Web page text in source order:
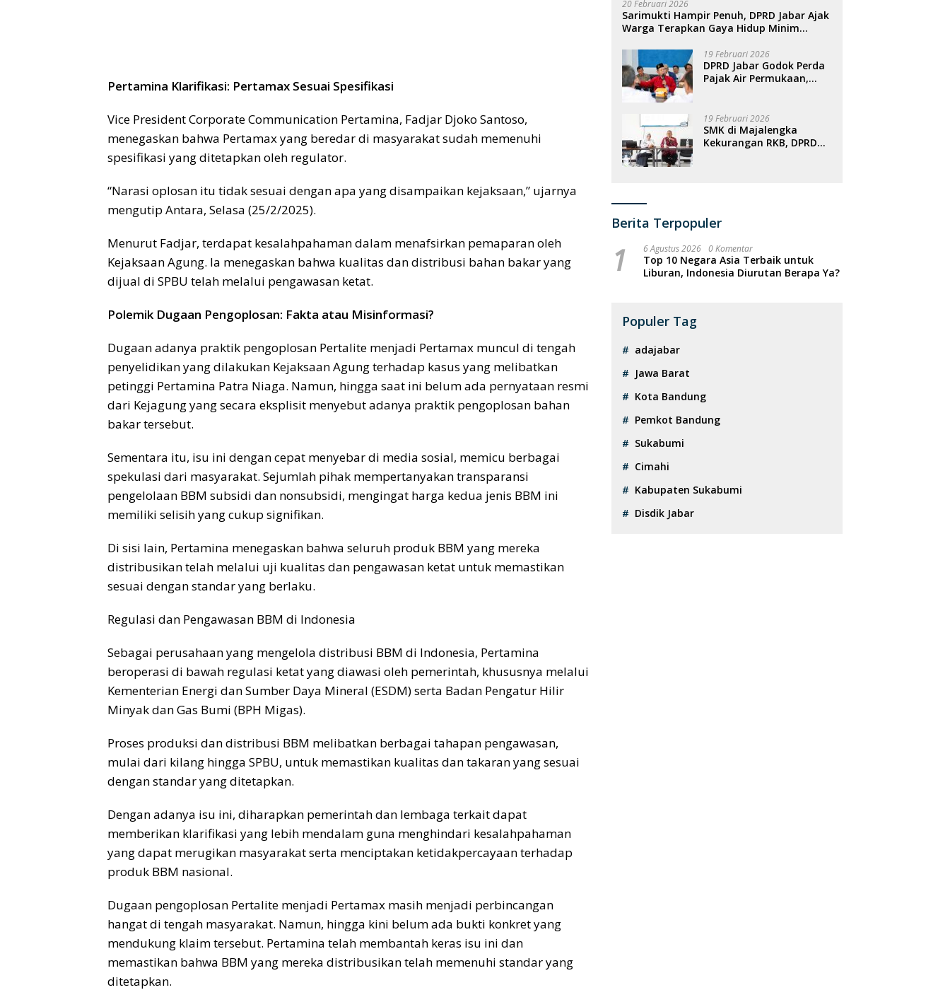
Pertamina Klarifikasi: Pertamax Sesuai Spesifikasi
Vice President Corporate Communication Pertamina, Fadjar Djoko Santoso,
menegaskan bahwa Pertamax yang beredar di masyarakat sudah memenuhi
spesifikasi yang ditetapkan oleh regulator.
“Narasi oplosan itu tidak sesuai dengan apa yang disampaikan kejaksaan,” ujarnya
mengutip Antara, Selasa (25/2/2025).
Menurut Fadjar, terdapat kesalahpahaman dalam menafsirkan pemaparan oleh
Kejaksaan Agung. Ia menegaskan bahwa kualitas dan distribusi bahan bakar yang
dijual di SPBU telah melalui pengawasan ketat.
Polemik Dugaan Pengoplosan: Fakta atau Misinformasi?
Dugaan adanya praktik pengoplosan Pertalite menjadi Pertamax muncul di tengah
penyelidikan yang dilakukan Kejaksaan Agung terhadap kasus yang melibatkan
petinggi Pertamina Patra Niaga. Namun, hingga saat ini belum ada pernyataan resmi
dari Kejagung yang secara eksplisit menyebut adanya praktik pengoplosan bahan
bakar tersebut.
Sementara itu, isu ini dengan cepat menyebar di media sosial, memicu berbagai
spekulasi dari masyarakat. Sejumlah pihak mempertanyakan transparansi
pengelolaan BBM subsidi dan nonsubsidi, mengingat harga kedua jenis BBM ini
memiliki selisih yang cukup signifikan.
Di sisi lain, Pertamina menegaskan bahwa seluruh produk BBM yang mereka
distribusikan telah melalui uji kualitas dan pengawasan ketat untuk memastikan
sesuai dengan standar yang berlaku.
Regulasi dan Pengawasan BBM di Indonesia
Sebagai perusahaan yang mengelola distribusi BBM di Indonesia, Pertamina
beroperasi di bawah regulasi ketat yang diawasi oleh pemerintah, khususnya melalui
Kementerian Energi dan Sumber Daya Mineral (ESDM) serta Badan Pengatur Hilir
Minyak dan Gas Bumi (BPH Migas).
Proses produksi dan distribusi BBM melibatkan berbagai tahapan pengawasan,
mulai dari kilang hingga SPBU, untuk memastikan kualitas dan takaran yang sesuai
dengan standar yang ditetapkan.
Dengan adanya isu ini, diharapkan pemerintah dan lembaga terkait dapat
memberikan klarifikasi yang lebih mendalam guna menghindari kesalahpahaman
yang dapat merugikan masyarakat serta menciptakan ketidakpercayaan terhadap
produk BBM nasional.
Dugaan pengoplosan Pertalite menjadi Pertamax masih menjadi perbincangan
hangat di tengah masyarakat. Namun, hingga kini belum ada bukti konkret yang
mendukung klaim tersebut. Pertamina telah membantah keras isu ini dan
memastikan bahwa BBM yang mereka distribusikan telah memenuhi standar yang
ditetapkan.
20 Februari 2026
Sarimukti Hampir Penuh, DPRD Jabar Ajak
Warga Terapkan Gaya Hidup Minim
19 Februari 2026
DPRD Jabar Godok Perda
Pajak Air Permukaan,
19 Februari 2026
SMK di Majalengka
Kekurangan RKB, DPRD
Berita Terpopuler
1 6 Agustus 2026 0 Komentar
Top 10 Negara Asia Terbaik untuk
Liburan, Indonesia Diurutan Berapa Ya?
Populer Tag
adajabar
Jawa Barat
Kota Bandung
Pemkot Bandung
Sukabumi
Cimahi
Kabupaten Sukabumi
Disdik Jabar